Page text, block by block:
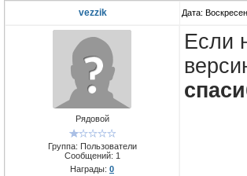
vezzik Дата:
Рядовой
Группа: Пользователи
Сообщений: 1
Награды: 0
Если